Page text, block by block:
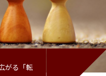
がる「転